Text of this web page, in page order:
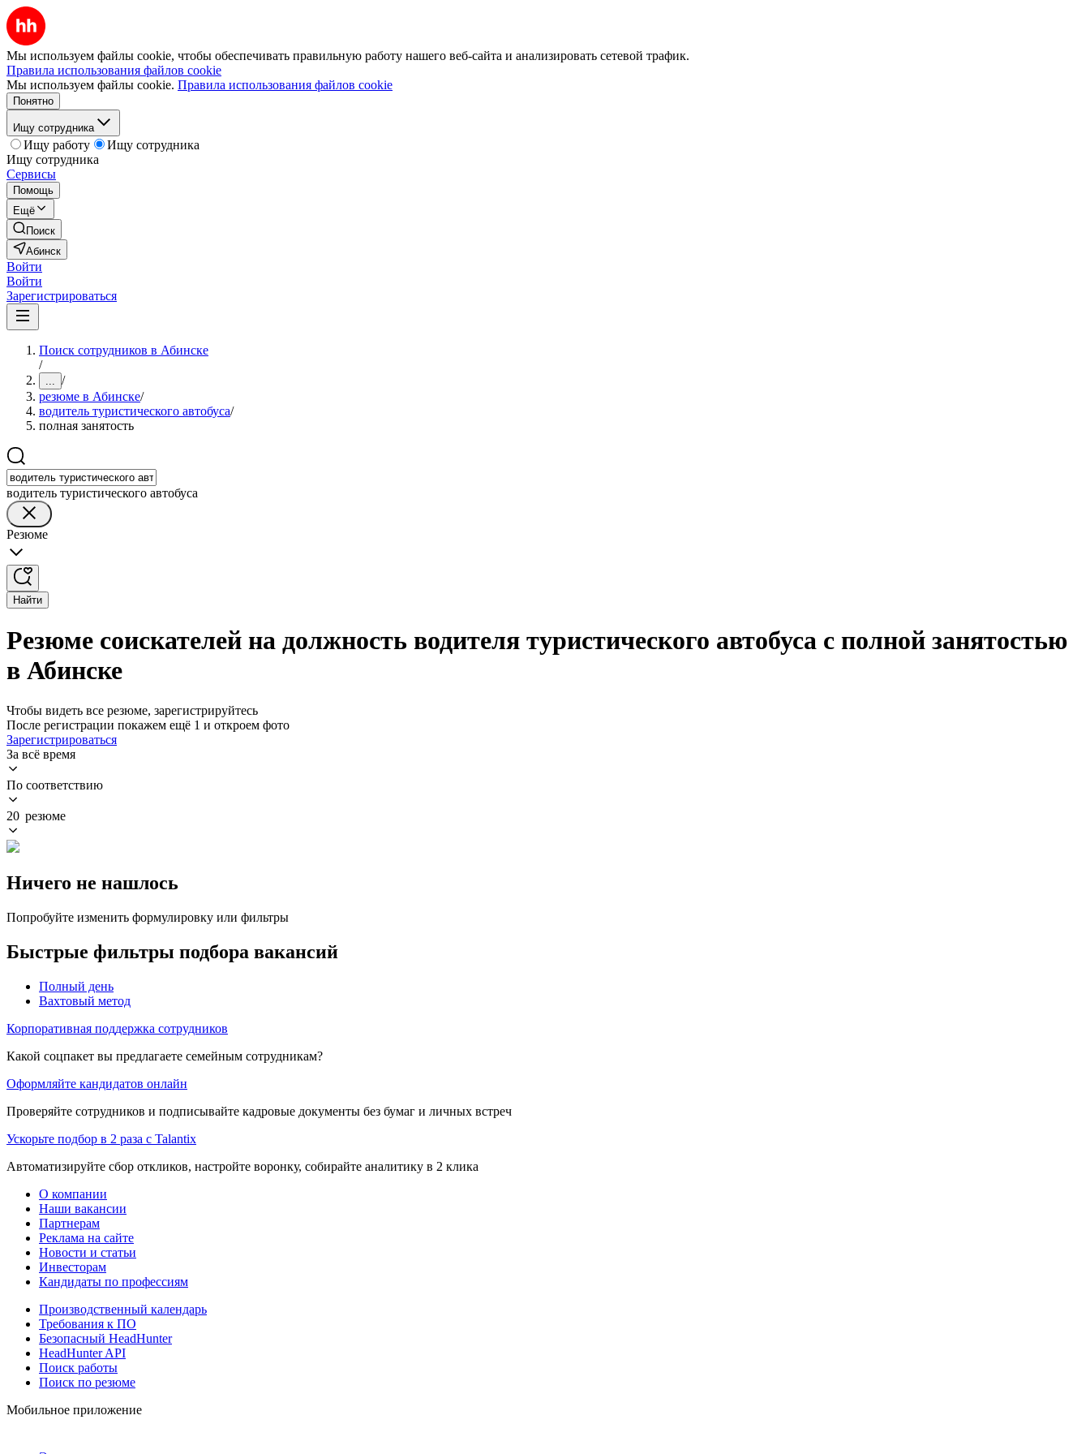
Мы используем файлы cookie, чтобы обеспечивать правильную работу нашего веб-сайта и анализировать сетевой трафик.
Правила использования файлов cookie
Мы используем файлы cookie. Правила использования файлов cookie
Понятно
Ищу сотрудника
Ищу работу
Ищу сотрудника
Ищу сотрудника
Сервисы
Помощь
Ещё
Поиск
Абинск
Войти
Войти
Зарегистрироваться
Поиск сотрудников в Абинске
/
... /
резюме в Абинске/
водитель туристического автобуса/
полная занятость
водитель туристического автобуса
Резюме
Найти
Резюме соискателей на должность водителя туристического автобуса с полной занятостью
в Абинске
Чтобы видеть все резюме, зарегистрируйтесь
После регистрации покажем ещё 1 и откроем фото
Зарегистрироваться
За всё время
По соответствию
20 резюме
Ничего не нашлось
Попробуйте изменить формулировку или фильтры
Быстрые фильтры подбора вакансий
Полный день
Вахтовый метод
Корпоративная поддержка сотрудников
Какой соцпакет вы предлагаете семейным сотрудникам?
Оформляйте кандидатов онлайн
Проверяйте сотрудников и подписывайте кадровые документы без бумаг и личных встреч
Ускорьте подбор в 2 раза с Talantix
Автоматизируйте сбор откликов, настройте воронку, собирайте аналитику в 2 клика
О компании
Наши вакансии
Партнерам
Реклама на сайте
Новости и статьи
Инвесторам
Кандидаты по профессиям
Производственный календарь
Требования к ПО
Безопасный HeadHunter
HeadHunter API
Поиск работы
Поиск по резюме
Мобильное приложение